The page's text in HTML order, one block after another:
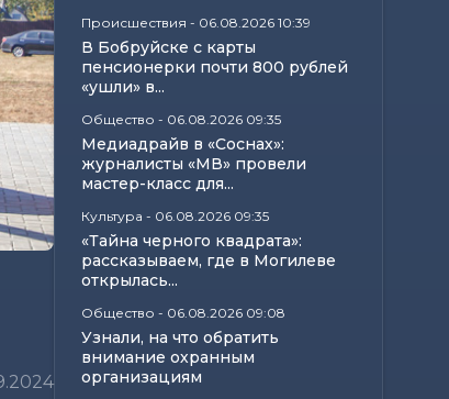
Происшествия - 06.08.2026 10:39
В Бобруйске с карты
пенсионерки почти 800 рублей
«ушли» в...
Общество - 06.08.2026 09:35
Медиадрайв в «Соснах»:
журналисты «МВ» провели
мастер-класс для...
Культура - 06.08.2026 09:35
«Тайна черного квадрата»:
рассказываем, где в Могилеве
открылась...
Общество - 06.08.2026 09:08
Узнали, на что обратить
внимание охранным
организациям